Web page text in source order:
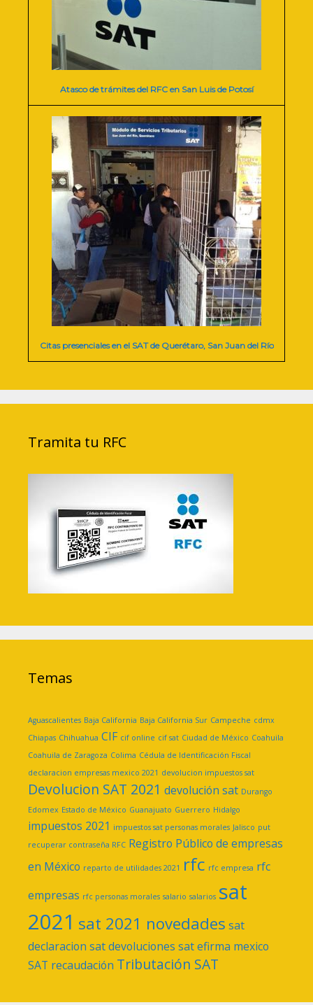
Atasco de trámites del RFC en San Luis de Potosí
Citas presenciales en el SAT de Querétaro, San Juan del Río
Tramita tu RFC
Temas
Aguascalientes Baja California Baja California Sur Campeche cdmx
Chiapas Chihuahua CIF cif online cif sat Ciudad de México Coahuila
Coahuila de Zaragoza Colima Cédula de Identificación Fiscal
declaracion empresas mexico 2021 devolucion impuestos sat
Devolucion SAT 2021 devolución sat Durango
Edomex Estado de México Guanajuato Guerrero Hidalgo
impuestos 2021 impuestos sat personas morales Jalisco put
recuperar contraseña RFC Registro Público de empresas
en México reparto de utilidades 2021 rfc rfc empresa rfc
empresas rfc personas morales salario salarios sat
2021 sat 2021 novedades sat
declaracion sat devoluciones sat efirma mexico
SAT recaudación Tributación SAT